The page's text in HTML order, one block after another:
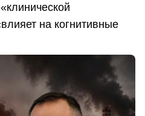
на когнитивные